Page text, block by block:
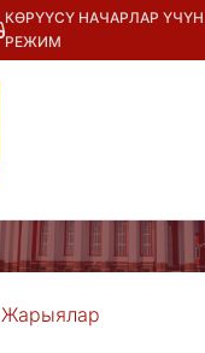
КӨРҮҮСҮ НАЧАРЛАР ҮЧҮН
РЕЖИМ
Жарыялар